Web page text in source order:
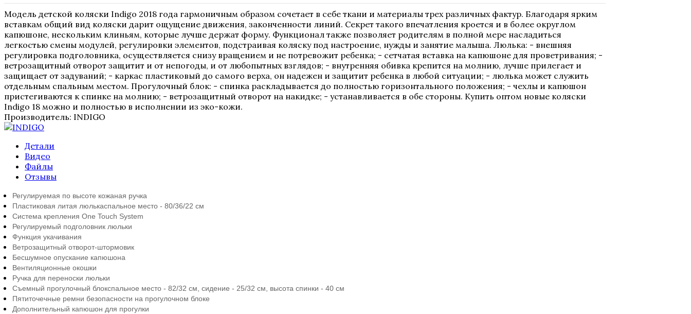
Модель детской коляски Indigo 2018 года гармоничным образом сочетает в себе ткани и материалы трех различных фактур. Благодаря ярким
вставкам общий вид коляски дарит ощущение движения, законченности линий. Секрет такого впечатления кроется и в более округлом
капюшоне, нескольким клиньям, которые лучше держат форму. Функционал также позволяет родителям в полной мере насладиться
легкостью смены модулей, регулировки элементов, подстраивая коляску под настроение, нужды и занятие малыша. Люлька: - внешняя
регулировка подголовника, осуществляется снизу вращением и не потревожит ребенка; - сетчатая вставка на капюшоне для проветривания; -
ветрозащитный отворот защитит и от непогоды, и от любопытных взглядов; - внутренняя обивка крепится на молнию, лучше прилегает и
защищает от задуваний; - каркас пластиковый до самого верха, он надежен и защитит ребенка в любой ситуации; - люлька может служить
отдельным спальным местом. Прогулочный блок: - спинка раскладывается до полностью горизонтального положения; - чехлы и капюшон
пристегиваются к спинке на молнию; - ветрозащитный отворот на накидке; - устанавливается в обе стороны. Купить оптом новые коляски
Indigo 18 можно и полностью в исполнении из эко-кожи.
Производитель: INDIGO
Детали
Видео
Файлы
Отзывы
Регулируемая по высоте кожаная ручка
Пластиковая литая люлькаспальное место - 80/36/22 см
Система крепления One Touch System
Регулируемый подголовник люльки
Функция укачивания
Ветрозащитный отворот-штормовик
Бесшумное опускание капюшона
Вентиляционные окошки
Ручка для переноски люльки
Съемный прогулочный блокспальное место - 82/32 см, сидение - 25/32 см, высота спинки - 40 см
Пятиточечные ремни безопасности на прогулочном блоке
Дополнительный капюшон для прогулки